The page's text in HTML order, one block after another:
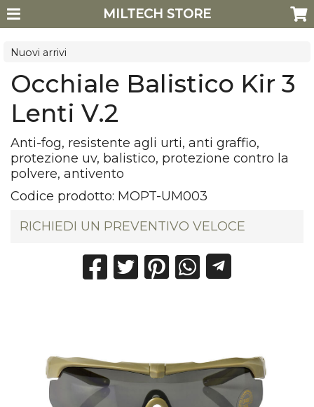
MILTECH STORE
Nuovi arrivi
Occhiale Balistico Kir 3
Lenti V.2
Anti-fog, resistente agli urti, anti graffio,
protezione uv, balistico, protezione contro la
polvere, antivento
Codice prodotto: MOPT-UM003
RICHIEDI UN PREVENTIVO VELOCE